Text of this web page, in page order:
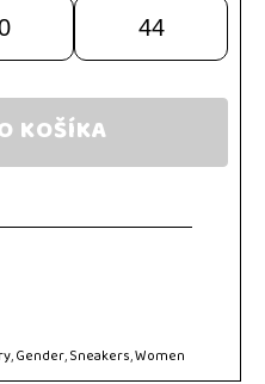
44
KOŠÍKA
,Gender,Sneakers,Women